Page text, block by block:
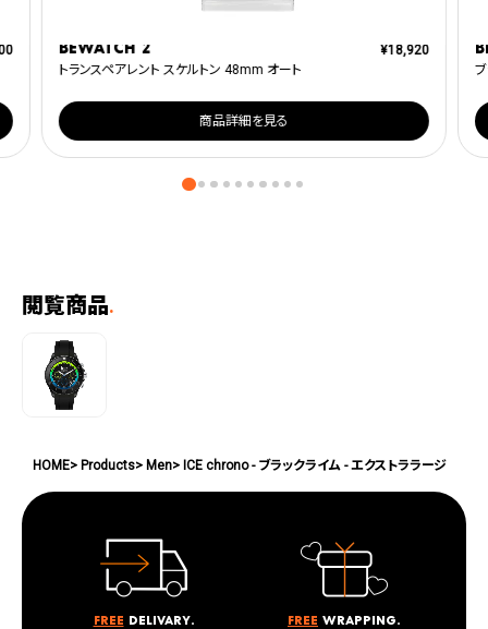
BEWATCH 2
トランスペアレント スケルトン 48mm オート
¥18,920
商品詳細を見る
閲覧商品.
HOME Products Men ICE chrono - ブラックライム - エクストララージ
Free delivary.
Free wrapping.